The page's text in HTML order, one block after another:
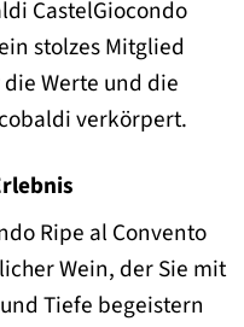
CastelGiocondo
stolzes Mitglied
Werte und die
verkörpert.
Ripe al Convento
Wein, der Sie mit
Tiefe begeistern